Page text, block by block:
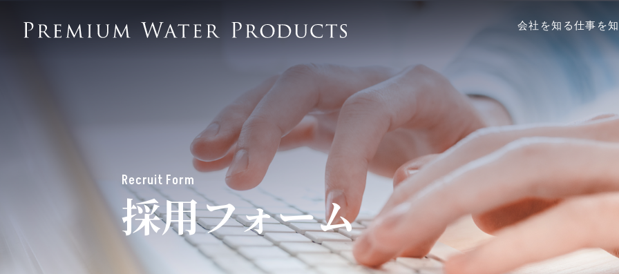
会社を知る仕事を
Recruit Form
採用フォーム